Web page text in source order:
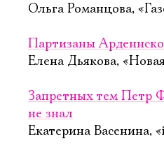
Ольга Романцова,
Партизаны
Елена Дьякова,
Запретных тем Петр
не знал
Екатерина Васенина,